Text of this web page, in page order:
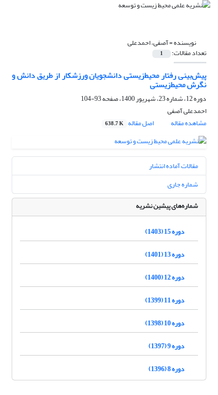
نویسنده =آصفی، احمدعلی
تعداد مقالات: 1
پیش‌‌بینی رفتار محیط‌زیستی دانشجویان ورزشکار از طریق دانش و
نگرش محیط‌زیستی
دوره 12، شماره 23، شهریور 1400، صفحه
93-104
احمدعلی آصفی
مشاهده مقاله
اصل مقاله 638.7 K
مقالات آماده انتشار
شماره جاری
شماره‌های پیشین نشریه
دوره 15 (1403)
دوره 13 (1401)
دوره 12 (1400)
دوره 11 (1399)
دوره 10 (1398)
دوره 9 (1397)
دوره 8 (1396)